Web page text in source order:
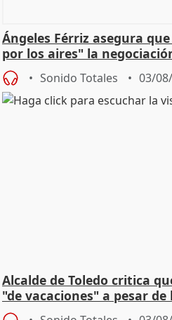
Ángeles Férriz asegura
por los aires" la
SMA
Sonido Totales 03/
Alcalde de Toledo critica
"de vacaciones" a pesar